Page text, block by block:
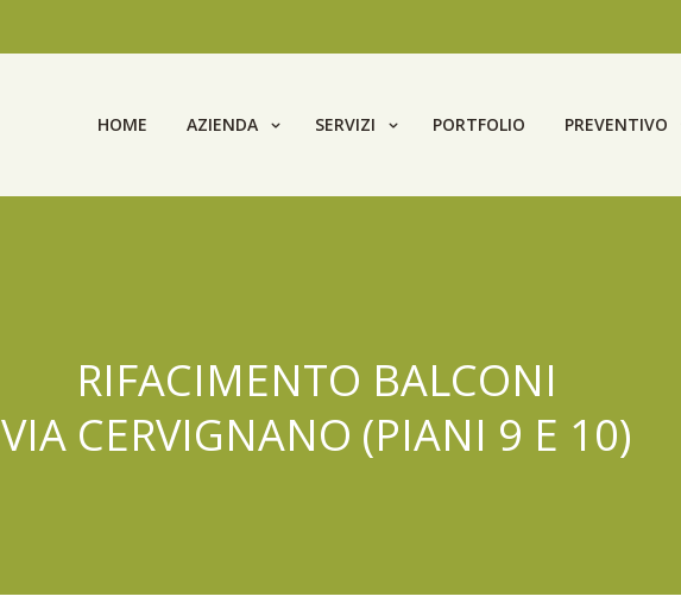
HOME AZIENDA SERVIZI PORTFOLIO PREVENTIVO
RIFACIMENTO BALCONI
VIA CERVIGNANO (PIANI 9 E 10)